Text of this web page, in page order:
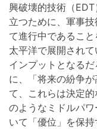
興破壊的技術（
立つために、軍事
て進行中であるこ
太平洋で展開され
インプットとなる
に、「将来の紛争
て、これらは決定
のようなミドルパ
いて「優位」を保